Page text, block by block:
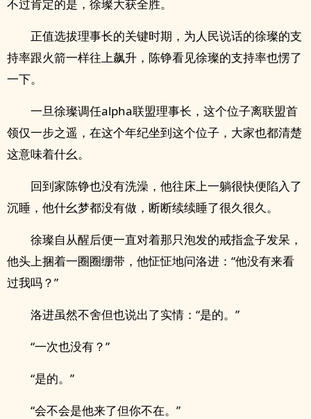
不过肯定的是，徐璨大获全胜。
正值选拔理事长的关键时期，为人民说话的徐璨的支
持率跟火箭一样往上飙升，陈铮看见徐璨的支持率也愣了
一下。
一旦徐璨调任alpha联盟理事长，这个位子离联盟首
领仅一步之遥，在这个年纪坐到这个位子，大家也都清楚
这意味着什幺。
回到家陈铮也没有洗澡，他往床上一躺很快便陷入了
沉睡，他什幺梦都没有做，断断续续睡了很久很久。
徐璨自从醒后便一直对着那只泡发的戒指盒子发呆，
他头上捆着一圈圈绷带，他怔怔地问洛进：“他没有来看
过我吗？”
洛进虽然不舍但也说出了实情：“是的。”
“一次也没有？”
“是的。”
“会不会是他来了但你不在。”